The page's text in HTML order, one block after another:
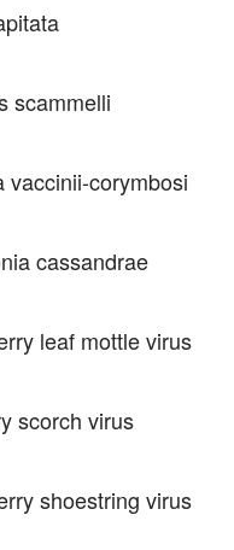
scammelli
vaccinii-corymbosi
cassandrae
leaf mottle virus
scorch virus
shoestring virus